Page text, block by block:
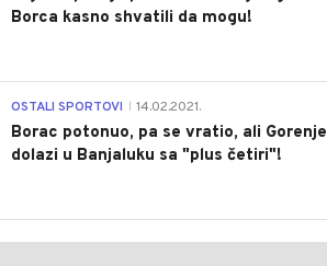
Borca kasno shvatili da mogu!
OSTALI SPORTOVI 14.02.2021.
Borac potonuo, pa se vratio, ali Gorenje
dolazi u Banjaluku sa "plus četiri"!